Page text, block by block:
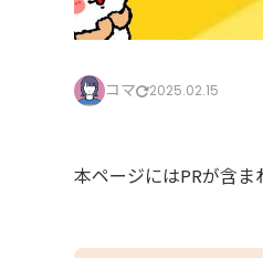
コマ 2025.02.15
本ページにはPRが含ま